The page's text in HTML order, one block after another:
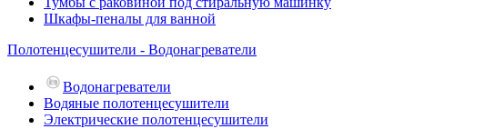
Шкафы-пеналы для ванной
Полотенцесушители - Водонагреватели
Водонагреватели
Водяные полотенцесушители
Электрические полотенцесушители